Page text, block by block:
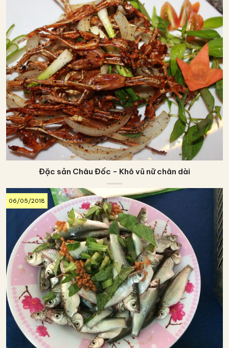
Đặc sản Châu Đốc - Khô vũ nữ chân dài
06/05/2018